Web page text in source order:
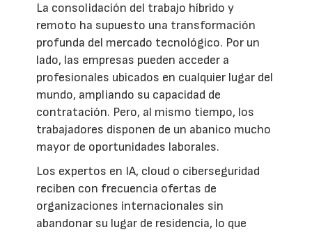
La consolidación del trabajo híbrido y
remoto ha supuesto una transformación
profunda del mercado tecnológico. Por un
lado, las empresas pueden acceder a
profesionales ubicados en cualquier lugar del
mundo, ampliando su capacidad de
contratación. Pero, al mismo tiempo, los
trabajadores disponen de un abanico mucho
mayor de oportunidades laborales.
Los expertos en IA, cloud o ciberseguridad
reciben con frecuencia ofertas de
organizaciones internacionales sin
abandonar su lugar de residencia, lo que